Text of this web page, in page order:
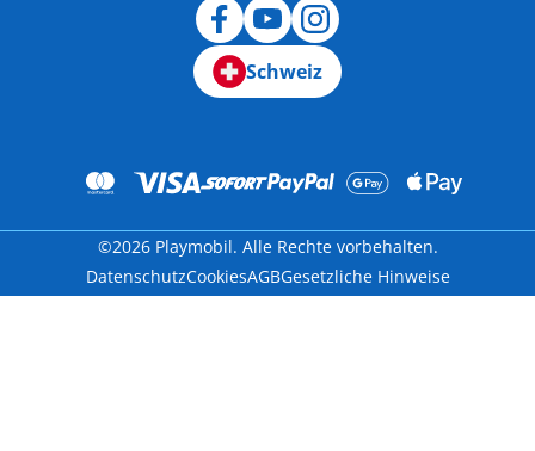
Schweiz
©2026 Playmobil. Alle Rechte vorbehalten.
DatenschutzCookiesAGBGesetzliche Hinweise